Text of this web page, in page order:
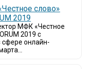
слово»
2019
МФК «Честное
2019 с
сфере онлайн-